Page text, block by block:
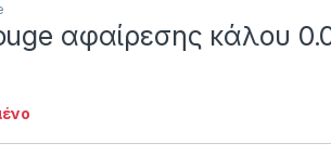
αφαίρεσης κάλου